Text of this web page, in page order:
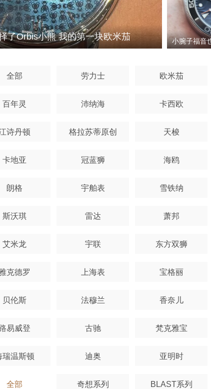
了Orbis小熊 我的第一块欧米茄
全部 劳力士 欧米茄
百年灵 沛纳海 卡西欧
诗丹顿 格拉苏蒂原创 天梭
卡地亚 冠蓝狮 海鸥
朗格 宇舶表 雪铁纳
斯沃琪 雷达 萧邦
艾米龙 宇联 东方双狮
克德罗 上海表 宝格丽
贝伦斯 法穆兰 香奈儿
易威登 古驰 梵克雅宝
瑞温斯顿 迪奥 亚明时
全部 奇想系列 BLAST系列